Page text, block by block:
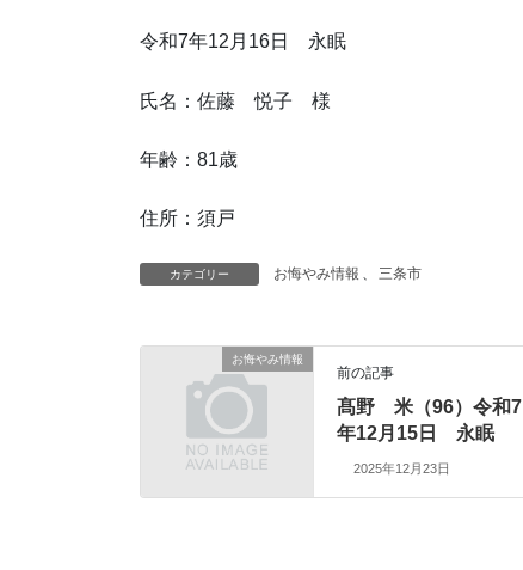
令和7年12月16日 永眠
氏名：佐藤 悦子 様
年齢：81歳
住所：須戸
カテゴリー お悔やみ情報 、 三条市
お悔やみ情報
前の記事
髙野 米（96）令和7
年12月15日 永眠
2025年12月23日